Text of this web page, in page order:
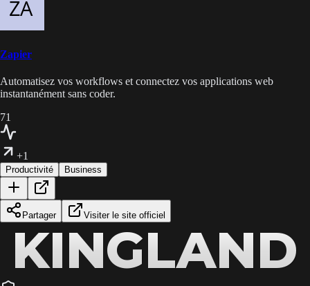
Zapier
Automatisez vos workflows et connectez vos applications web
instantanément sans coder.
71
+1
Productivité Business
Partager Visiter le site officiel
KINGLAND
KINGLAND
KINGLAND